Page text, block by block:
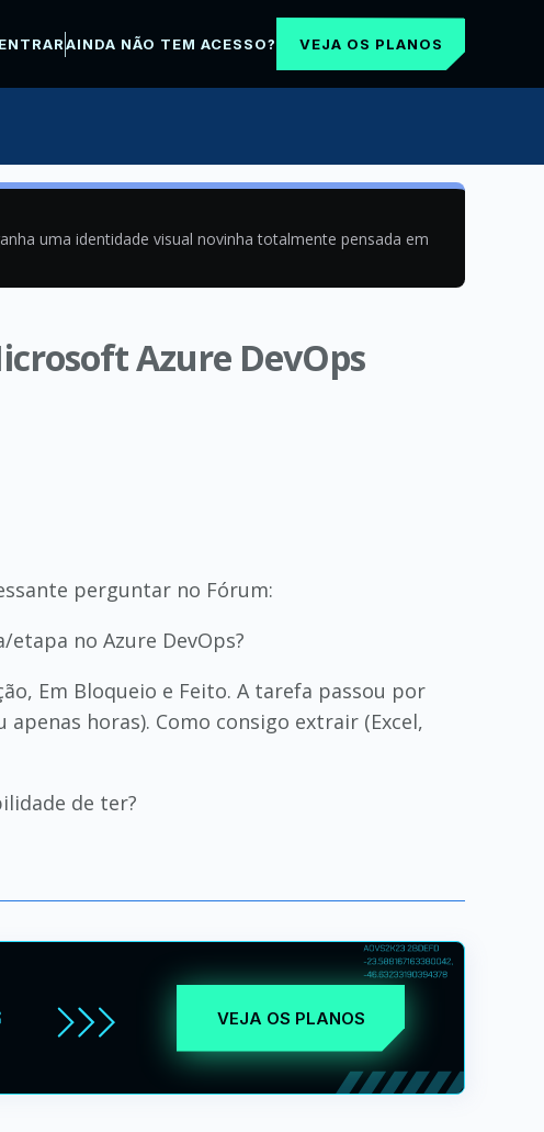
ENTRARAINDA NÃO TEM ACESSO? VEJA OS PLANOS
uma identidade visual novinha totalmente pensada em
Azure DevOps
perguntar no Fórum:
no Azure DevOps?
Em Bloqueio e Feito. A tarefa passou por
horas). Como consigo extrair (Excel,
de ter?
VEJA OS PLANOS